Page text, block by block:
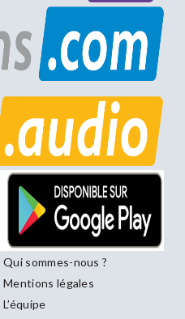
Qui sommes-nous ?
Mentions légales
L’équipe